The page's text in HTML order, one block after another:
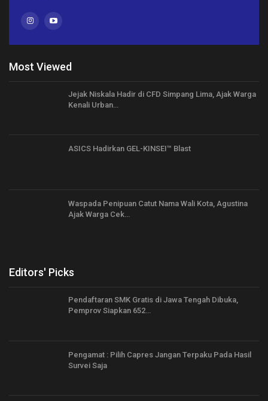
Most Viewed
Jejak Niskala Hadir di CFD Simpang Lima, Ajak Warga
Kenali Urban…
ASICS Hadirkan GEL-KINSEI™ Blast
Waspada Penipuan Catut Nama Wali Kota, Agustina
Ajak Warga Cek…
Editors' Picks
Pendaftaran SMK Gratis di Jawa Tengah Dibuka,
Pemprov Siapkan 652…
Pengamat : Pilih Capres Jangan Terpaku Pada Hasil
Survei Saja